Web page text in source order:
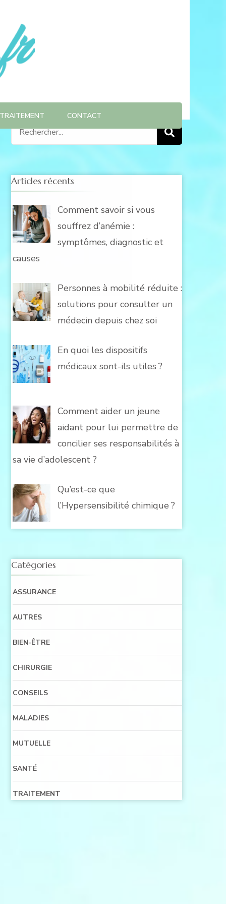
TRAITEMENT CONTACT
Recherche
pour
Articles récents
Comment savoir si vous
souffrez d’anémie :
symptômes, diagnostic et
causes
Personnes à mobilité réduite :
solutions pour consulter un
médecin depuis chez soi
En quoi les dispositifs
médicaux sont-ils utiles ?
Comment aider un jeune
aidant pour lui permettre de
concilier ses responsabilités à
sa vie d’adolescent ?
Qu’est-ce que
l’Hypersensibilité chimique ?
Catégories
ASSURANCE
AUTRES
BIEN-ÊTRE
CHIRURGIE
CONSEILS
MALADIES
MUTUELLE
SANTÉ
TRAITEMENT